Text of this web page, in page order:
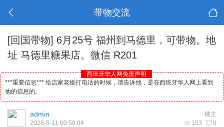
带物交流
[回国带物] 6月25号 福州到马德里，可带物。地
址 马德里糖果店。微信 R201
西班牙华人网免责声明
***重要信息*** 给店家老板打电话的时候，请告诉他，是在西班牙华人网上看到
他的信息的。
楼主
admin
153 0
2026-5-11 00:59:04